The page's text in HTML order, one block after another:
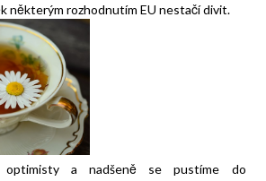
rozhodnutím EU nestačí divit.
optimisty a nadšeně se pustíme do